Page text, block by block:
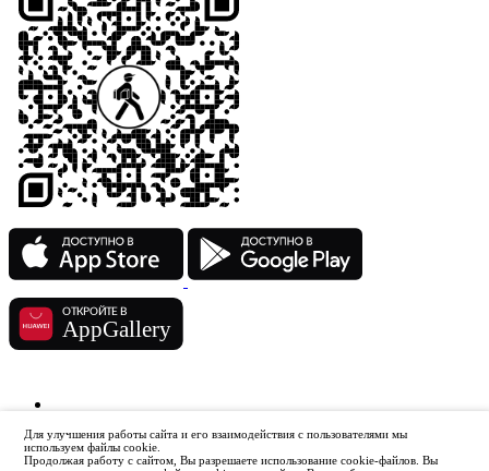
Для улучшения работы сайта и его взаимодействия с пользователями мы
используем файлы cookie.
Продолжая работу с сайтом, Вы разрешаете использование cookie-файлов. Вы